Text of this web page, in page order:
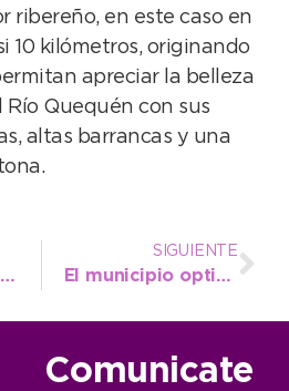
ribereño, en este caso en
10 kilómetros, originando
apreciar la belleza
Quequén con sus
altas barrancas y una
Comienza hoy la Fiscalización Anual de la Feria de Artesanos de la Plaza San Martín
SIGUIENTE
El municipio optimiza recursos de los CAPS para que los sábados haya vacunación de calendario
Comunicate